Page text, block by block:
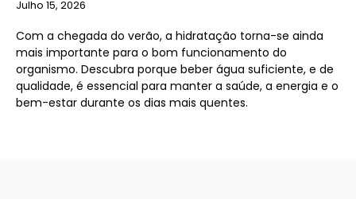
Julho 15, 2026
Com a chegada do verão, a hidratação torna-se ainda
mais importante para o bom funcionamento do
organismo. Descubra porque beber água suficiente, e de
qualidade, é essencial para manter a saúde, a energia e o
bem-estar durante os dias mais quentes.